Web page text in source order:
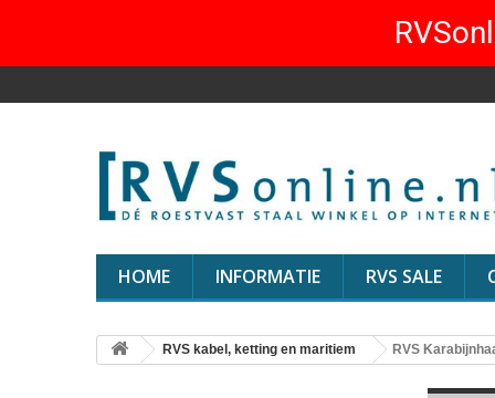
HOME INFORMATIE RVS SALE
RVS kabel, ketting en maritiem RVS